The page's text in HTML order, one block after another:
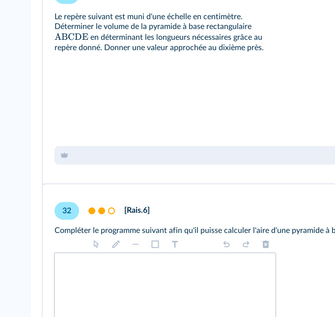
Le repère suivant est muni d'une échelle en centimètre.
Déterminer le volume de la pyramide à base rectangulaire
ABCDE en déterminant les longueurs nécessaires grâce au
repère donné. Donner une valeur approchée au dixième près.
32 [Rais.6]
Compléter le programme suivant afin qu'il puisse calculer l'aire d'une pyramide